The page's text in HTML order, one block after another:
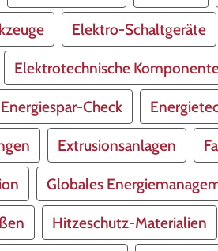
Elektro-Schaltgeräte
Elektrotechnische
Energiespar-Check
Extrusionsanlagen
Globales
Hitzeschutz-Materialien